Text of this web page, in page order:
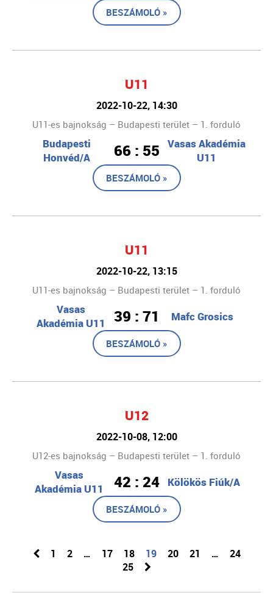
BESZÁMOLÓ »
U11
2022-10-22, 14:30
U11-es bajnokság – Budapesti terület – 1. forduló
Budapesti
Honvéd/A
66 : 55
Vasas Akadémia
U11
BESZÁMOLÓ »
U11
2022-10-22, 13:15
U11-es bajnokság – Budapesti terület – 1. forduló
Vasas
Akadémia U11
39 : 71 Mafc Grosics
BESZÁMOLÓ »
U12
2022-10-08, 12:00
U12-es bajnokság – Budapesti terület – 1. forduló
Vasas
Akadémia U11
42 : 24 Kölökös Fiúk/A
BESZÁMOLÓ »
1 2 … 17 18 19 20 21 …
24
25